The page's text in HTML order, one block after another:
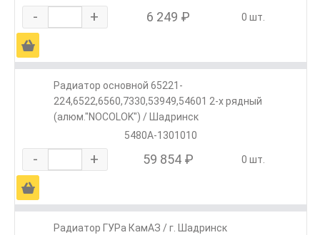
- + 6 249 ₽ 0 шт.
Ä
Радиатор основной 65221-
224,6522,6560,7330,53949,54601 2-х рядный
(алюм."NOCOLOK") / Шадринск
5480А-1301010
- + 59 854 ₽ 0 шт.
Ä
Радиатор ГУРа КамАЗ / г. Шадринск